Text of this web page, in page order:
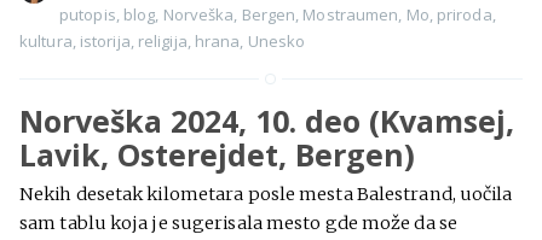
putopis blog Norveška Bergen Mostraumen Mo priroda
kultura istorija religija hrana Unesko
Norveška 2024, 10. deo (Kvamsej,
Lavik, Osterejdet, Bergen)
Nekih desetak kilometara posle mesta Balestrand, uočila
sam tablu koja je sugerisala mesto gde može da se